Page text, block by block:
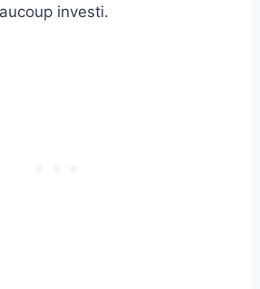
investi.